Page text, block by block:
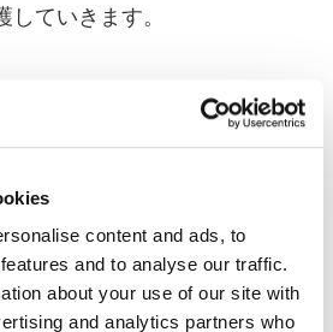
content and ads, to
and to analyse our traffic.
about your use of our site with
and analytics partners who
ていきます。
Lab
ニュース 提携 自動車